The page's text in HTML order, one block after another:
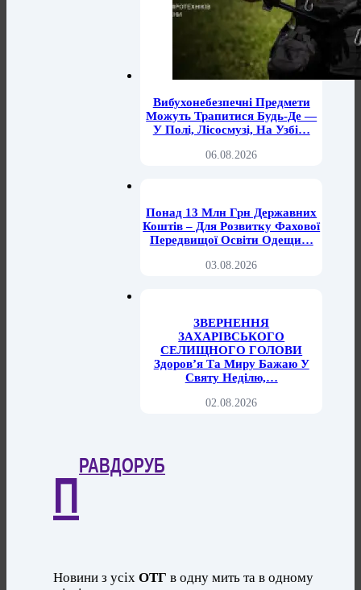
Вибухонебезпечні Предмети
Можуть Трапитися Будь-Де —
У Полі, Лісосмузі, На Узбі…
06.08.2026
Понад 13 Млн Грн Державних
Коштів – Для Розвитку Фахової
Передвищої Освіти Одещи…
03.08.2026
ЗВЕРНЕННЯ
ЗАХАРІВСЬКОГО
СЕЛИЩНОГО ГОЛОВИ
Здоров’я Та Миру Бажаю У
Святу Неділю,…
02.08.2026
П
РАВДОРУБ
Новини з усіхОТГ в одну мить та в одному